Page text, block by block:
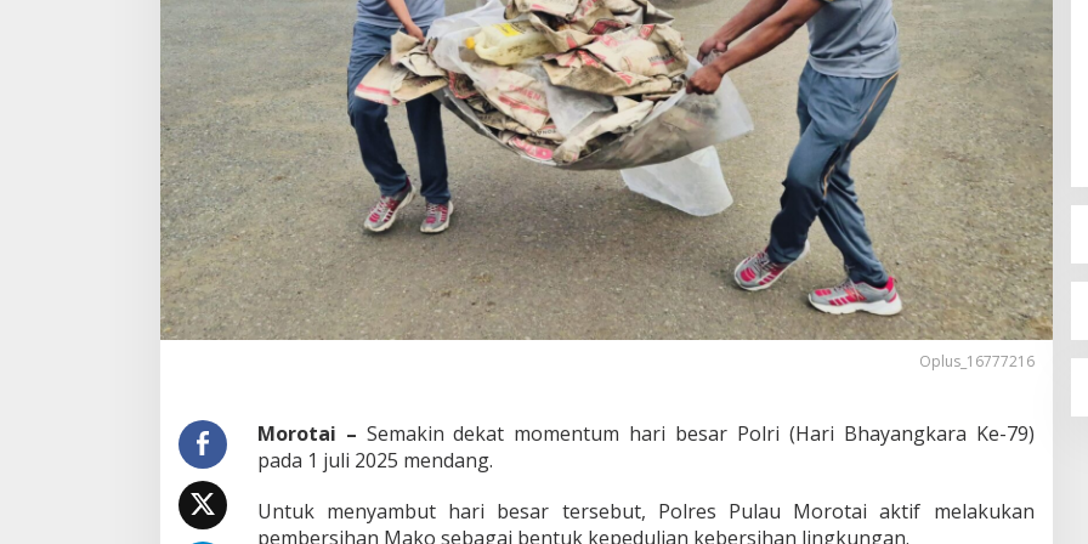
b
a
l
i
B
e
s
i
h
k
a
n
M
k
b
u
H
a
Oplus_16777216
Morotai – Semakin dekat momentum hari besar Polri (Hari Bhayangkara Ke-79)
pada 1 juli 2025 mendang.
Untuk menyambut hari besar tersebut, Polres Pulau Morotai aktif melakukan
pembersihan Mako sebagai bentuk kepedulian kebersihan lingkungan.